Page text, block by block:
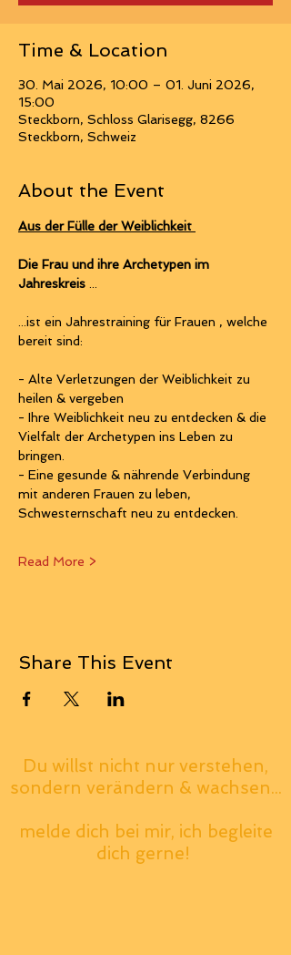
Time & Location
30. Mai 2026, 10:00 – 01. Juni 2026,
15:00
Steckborn, Schloss Glarisegg, 8266
Steckborn, Schweiz
About the Event
Aus der Fülle der Weiblichkeit
Die Frau und ihre Archetypen im
Jahreskreis
...ist ein Jahrestraining für Frauen , welche
bereit sind:
- Alte Verletzungen der Weiblichkeit zu
heilen & vergeben
- Ihre Weiblichkeit neu zu entdecken & die
Vielfalt der Archetypen ins Leben zu
bringen.
- Eine gesunde & nährende Verbindung
mit anderen Frauen zu leben,
Schwesternschaft neu zu entdecken.
Read More >
Share This Event
Du willst nicht nur verstehen,
sondern verändern & wachsen...
melde dich bei mir, ich begleite
dich gerne!